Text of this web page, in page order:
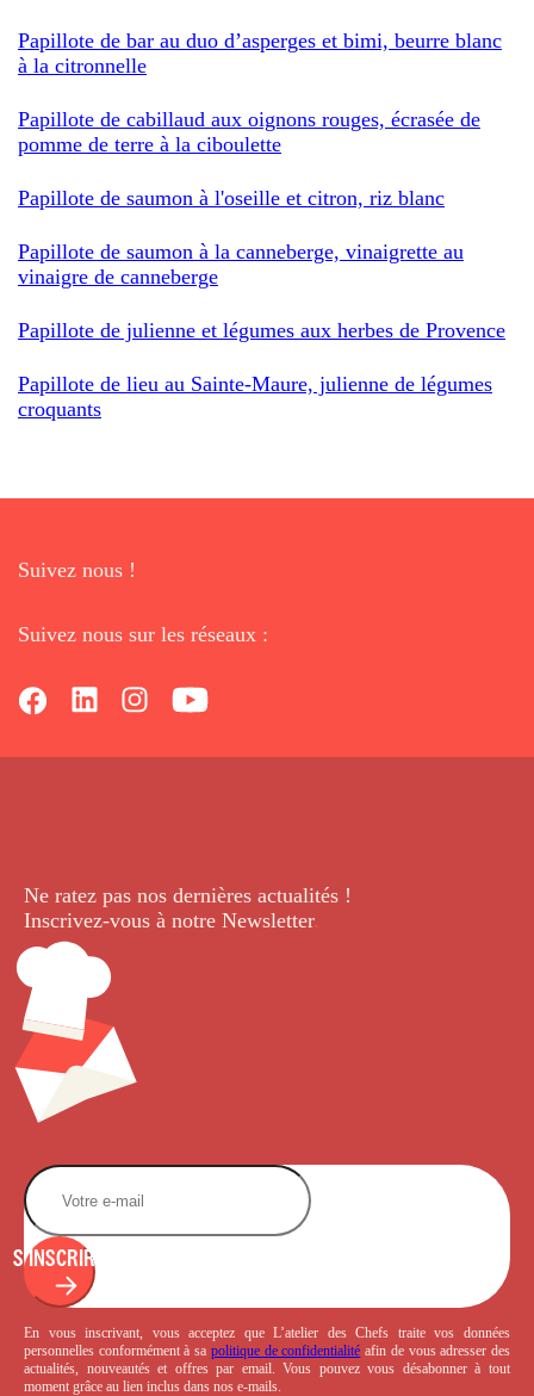
Papillote de bar au duo d’asperges et bimi, beurre blanc
à la citronnelle
Papillote de cabillaud aux oignons rouges, écrasée de
pomme de terre à la ciboulette
Papillote de saumon à l'oseille et citron, riz blanc
Papillote de saumon à la canneberge, vinaigrette au
vinaigre de canneberge
Papillote de julienne et légumes aux herbes de Provence
Papillote de lieu au Sainte-Maure, julienne de légumes
croquants
Suivez nous !
Suivez nous sur les réseaux :
Ne ratez pas nos dernières actualités !
Inscrivez-vous à notre Newsletter.
S'INSCRIRE
En vous inscrivant, vous acceptez que L’atelier des Chefs traite vos données
personnelles conformément à sa politique de confidentialité afin de vous adresser des
actualités, nouveautés et offres par email. Vous pouvez vous désabonner à tout
moment grâce au lien inclus dans nos e-mails.